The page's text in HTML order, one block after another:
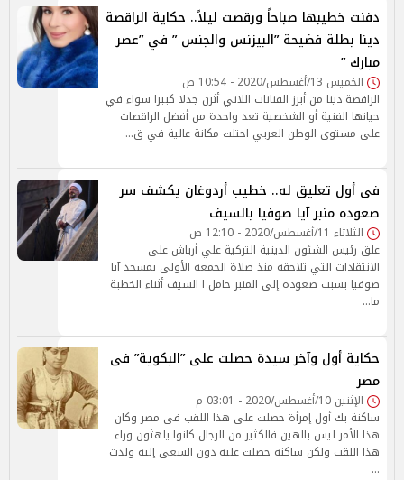
دفنت خطيبها صباحاً ورقصت ليلاً.. حكاية الراقصة
دينا بطلة فضيحة ”البيزنس والجنس ” في ”عصر
مبارك ”
الخميس 13/أغسطس/2020 - 10:54 ص
الراقصة دينا من أبرز الفنانات اللاتي أثرن جدلا كبيرا سواء في
حياتها الفنية أو الشخصية تعد واحدة من أفضل الراقصات
على مستوى الوطن العربي احتلت مكانة عالية في ق…
فى أول تعليق له.. خطيب أردوغان يكشف سر
صعوده منبر آيا صوفيا بالسيف
الثلاثاء 11/أغسطس/2020 - 12:10 ص
علق رئيس الشئون الدينية التركية علي أرباش على
الانتقادات التي تلاحقه منذ صلاة الجمعة الأولى بمسجد آيا
صوفيا بسبب صعوده إلى المنبر حامل ا السيف أثناء الخطبة
ما…
حكاية أول وآخر سيدة حصلت على ”البكوية” فى
مصر
الإثنين 10/أغسطس/2020 - 03:01 م
ساكنة بك أول إمرأة حصلت على هذا اللقب فى مصر وكان
هذا الأمر ليس بالهين فالكثير من الرجال كانوا يلهثون وراء
هذا اللقب ولكن ساكنة حصلت عليه دون السعى إليه ولدت
…